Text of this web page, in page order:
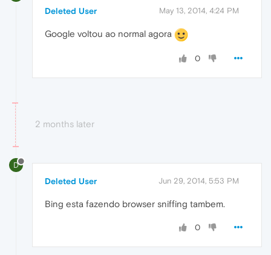
Deleted User May 13, 2014, 4:24 PM
Google voltou ao normal agora
0
2 months later
D
Deleted User Jun 29, 2014, 5:53 PM
Bing esta fazendo browser sniffing tambem.
0